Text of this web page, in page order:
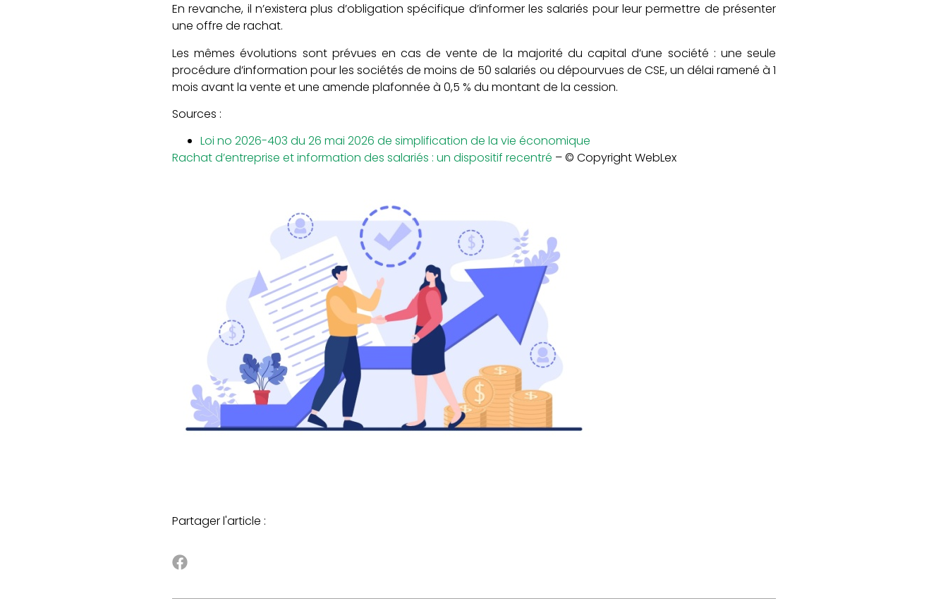
En revanche, il n’existera plus d’obligation spécifique d’informer les salariés pour leur permettre de présenter
une offre de rachat.
Les mêmes évolutions sont prévues en cas de vente de la majorité du capital d’une société : une seule
procédure d’information pour les sociétés de moins de 50 salariés ou dépourvues de CSE, un délai ramené à 1
mois avant la vente et une amende plafonnée à 0,5 % du montant de la cession.
Sources :
Loi no 2026-403 du 26 mai 2026 de simplification de la vie économique
Rachat d’entreprise et information des salariés : un dispositif recentré – © Copyright WebLex
Partager l'article :